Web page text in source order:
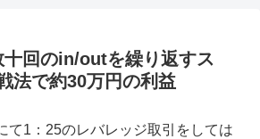
回のin/outを繰り返すス
法で約30万円の利益
て1：25のレバレッジ取引をしては